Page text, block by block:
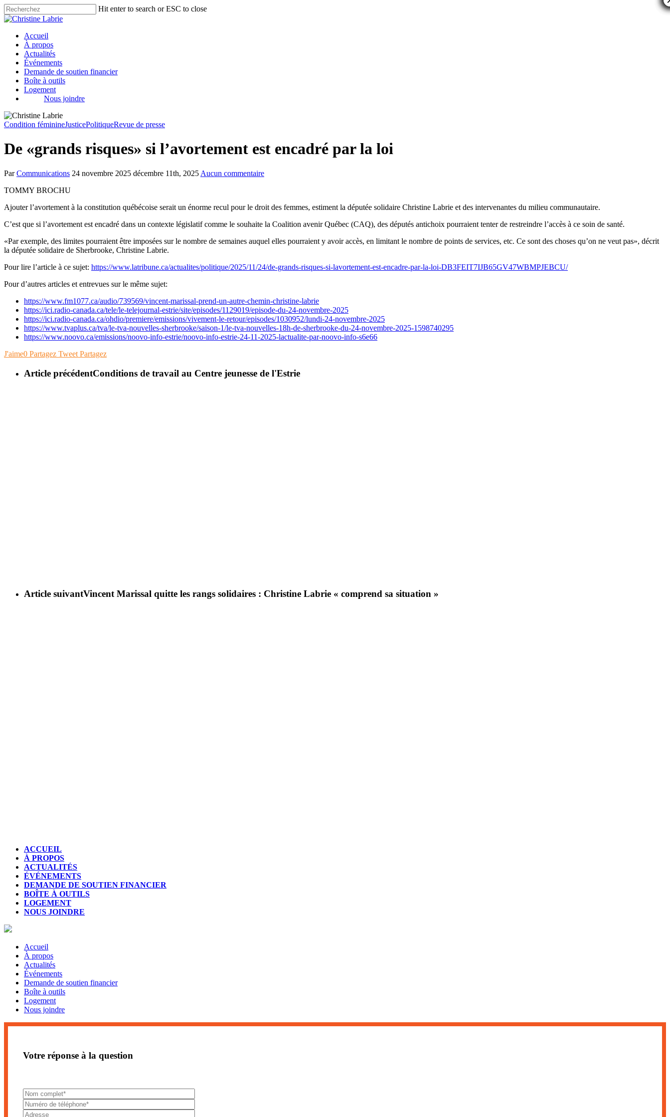
Hit enter to search or ESC to close
Accueil
À propos
Actualités
Événements
Demande de soutien financier
Boîte à outils
Logement
Nous joindre
Condition féminineJusticePolitiqueRevue de presse
De «grands risques» si l’avortement est encadré par la loi
ParCommunications 24 novembre 2025 décembre 11th, 2025 Aucun commentaire
TOMMY BROCHU
Ajouter l’avortement à la constitution québécoise serait un énorme recul pour le droit des femmes, estiment la députée solidaire Christine Labrie et des intervenantes du milieu communautaire.
C’est que si l’avortement est encadré dans un contexte législatif comme le souhaite la Coalition avenir Québec (CAQ), des députés antichoix pourraient tenter de restreindre l’accès à ce soin de santé.
«Par exemple, des limites pourraient être imposées sur le nombre de semaines auquel elles pourraient y avoir accès, en limitant le nombre de points de services, etc. Ce sont des choses qu’on ne veut pas», décrit
la députée solidaire de Sherbrooke, Christine Labrie.
Pour lire l’article à ce sujet: https://www.latribune.ca/actualites/politique/2025/11/24/de-grands-risques-si-lavortement-est-encadre-par-la-loi-DB3FEIT7IJB65GV47WBMPJEBCU/
Pour d’autres articles et entrevues sur le même sujet:
https://www.fm1077.ca/audio/739569/vincent-marissal-prend-un-autre-chemin-christine-labrie
https://ici.radio-canada.ca/tele/le-telejournal-estrie/site/episodes/1129019/episode-du-24-novembre-2025
https://ici.radio-canada.ca/ohdio/premiere/emissions/vivement-le-retour/episodes/1030952/lundi-24-novembre-2025
https://www.tvaplus.ca/tva/le-tva-nouvelles-sherbrooke/saison-1/le-tva-nouvelles-18h-de-sherbrooke-du-24-novembre-2025-1598740295
https://www.noovo.ca/emissions/noovo-info-estrie/noovo-info-estrie-24-11-2025-lactualite-par-noovo-info-s6e66
J'aime0 Partagez Tweet Partagez
Article précédentConditions de travail au Centre jeunesse de l'Estrie
Article suivantVincent Marissal quitte les rangs solidaires : Christine Labrie « comprend sa situation »
ACCUEIL
À PROPOS
ACTUALITÉS
ÉVÉNEMENTS
DEMANDE DE SOUTIEN FINANCIER
BOÎTE À OUTILS
LOGEMENT
NOUS JOINDRE
Accueil
À propos
Actualités
Événements
Demande de soutien financier
Boîte à outils
Logement
Nous joindre
Votre réponse à la question